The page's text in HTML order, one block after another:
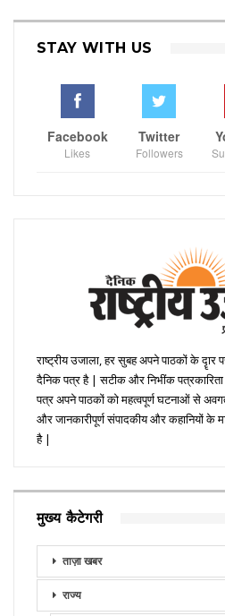
STAY WITH US
Facebook
Likes
Twitter
Followers
राष्ट्रीय उजाला, हर सुबह अपने पाठकों के दॄार
दैनिक पत्र है | सटीक और निभींक पत्रकारिता
पत्र अपने पाठकों को महत्वपूर्ण घटनाओं से
और जानकारीपूर्ण संपादकीय और कहानियों के
है |
मुख्य कैटेगरी
ताज़ा खबर
राज्य